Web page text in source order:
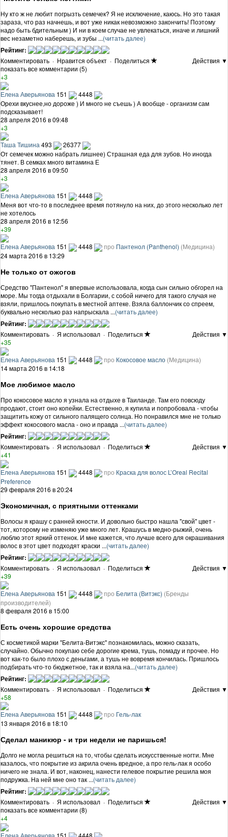
Ну кто ж не любит погрызть семечек? Я не исключение, каюсь. Но это такая
зараза, что раз начнешь, и вот уже никак невозможно закончить! Поэтому
надо быть бдительным ) И ни в коем случае не увлекаться, иначе и лишний
вес незаметно наберешь, и зубы ...(читать далее)
Рейтинг:
Комментировать · Нравится объект · Поделиться
Действия ▼
показать все комментарии (5)
+3
Елена Аверьянова 151
4448
Орехи вкуснее,но дороже ) И много не съешь ) А вообще - организм сам
подсказывает!
28 апреля 2016 в 09:48
+3
Таша Тишина493
26377
От семечек можно набрать лишнее) Страшная еда для зубов. Но иногда
тянет. В семках много витамина Е
28 апреля 2016 в 09:50
+3
Елена Аверьянова 151
4448
Меня вот что-то в последнее время потянуло на них, до этого несколько лет
не хотелось
28 апреля 2016 в 12:56
+39
Елена Аверьянова 151 4448 про Пантенол (Panthenol) (Медицина)
24 марта 2016 в 13:29
Не только от ожогов
Средство "Пантенол" я впервые использовала, когда сын сильно обгорел на
море. Мы тогда отдыхали в Болгарии, с собой ничего для такого случая не
взяли, пришлось покупать в местной аптеке. Взяла баллончик со спреем,
буквально несколько раз напрыскала ...(читать далее)
Рейтинг:
Комментировать · Я использовал · Поделиться
Действия ▼
+35
Елена Аверьянова 151 4448 про Кокосовое масло (Медицина)
14 марта 2016 в 14:18
Мое любимое масло
Про кокосовое масло я узнала на отдыхе в Таиланде. Там его повсюду
продают, стоит оно копейки. Естественно, я купила и попробовала - чтобы
защитить кожу от сильного палящего солнца. Но понравился мне не только
эффект кокосового масла - оно и правда ...(читать далее)
Рейтинг:
Комментировать · Я использовал · Поделиться
Действия ▼
+41
Елена Аверьянова 151 4448 про Краска для волос L’Oreal Recital
Preference
29 февраля 2016 в 20:24
Экономичная, с приятными оттенками
Волосы я крашу с ранней юности. И довольно быстро нашла "свой" цвет -
тот, которому не изменяю уже много лет. Крашусь в медно-рыжий, очень
люблю этот яркий оттенок. И мне кажется, что лучше всего для окрашивания
волос в этот цвет подходят краски ...(читать далее)
Рейтинг:
Комментировать · Я использовал · Поделиться
Действия ▼
+39
Елена Аверьянова 151 4448 про Белита (Витэкс) (Бренды
производителей)
8 февраля 2016 в 15:00
Есть очень хорошие средства
С косметикой марки "Белита-Витэкс" познакомилась, можно сказать,
случайно. Обычно покупаю себе дорогие крема, тушь, помаду и прочее. Но
вот как-то было плохо с деньгами, а тушь не вовремя кончилась. Пришлось
подбирать что-то бюджетное, так и взяла на...(читать далее)
Рейтинг:
Комментировать · Я использовал · Поделиться
Действия ▼
+58
Елена Аверьянова 151 4448 про Гель-лак
13 января 2016 в 18:10
Сделал маникюр - и три недели не паришься!
Долго не могла решиться на то, чтобы сделать искусственные ногти. Мне
казалось, что покрытие из акрила очень вредное, а про гель-лак я особо
ничего не знала. И вот, наконец, нанести гелевое покрытие решила моя
подружка. На ней мне оно так ...(читать далее)
Рейтинг:
Комментировать · Я использовал · Поделиться
Действия ▼
показать все комментарии (8)
+4